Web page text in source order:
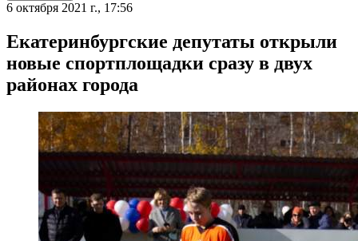
6 октября 2021 г., 17:56
​Екатеринбургские депутаты открыли
новые спортплощадки сразу в двух
районах города